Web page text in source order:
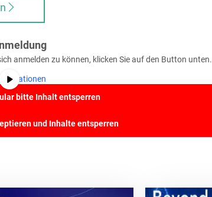
anmelden zu können, klicken Sie auf den Button unten.
bitte Inhalt entsperren
und Inhalte entsperren